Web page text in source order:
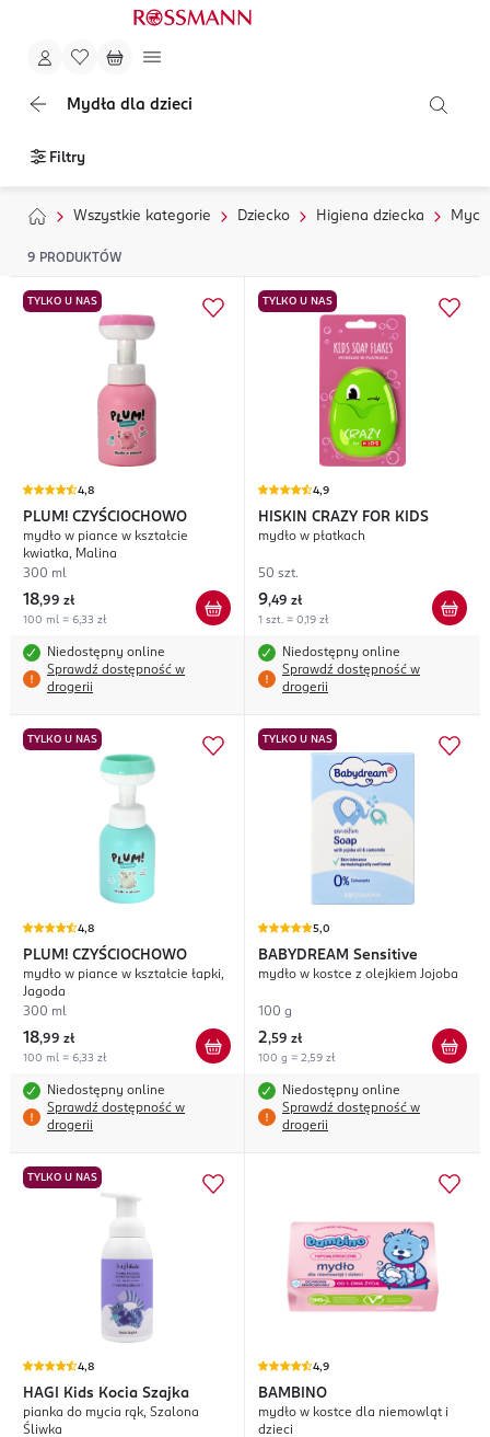
Mydła dla dzieci
Filtry
Wszystkie kategorie Dziecko Higiena dziecka
9 PRODUKTÓW
TYLKO U NAS
4,8
PLUM! CZYŚCIOCHOWO
mydło w piance w kształcie
kwiatka, Malina
300 ml
18,99 zł
100 ml = 6,33 zł
Niedostępny online
Sprawdź dostępność w
drogerii
TYLKO U NAS
4,9
HISKIN CRAZY FOR KIDS
mydło w płatkach
50 szt.
9,49 zł
1 szt. = 0,19 zł
Niedostępny online
Sprawdź dostępność w
drogerii
TYLKO U NAS
4,8
PLUM! CZYŚCIOCHOWO
mydło w piance w kształcie łapki,
Jagoda
300 ml
18,99 zł
100 ml = 6,33 zł
Niedostępny online
Sprawdź dostępność w
drogerii
TYLKO U NAS
5,0
BABYDREAM Sensitive
mydło w kostce z olejkiem Jojoba
100 g
2,59 zł
100 g = 2,59 zł
Niedostępny online
Sprawdź dostępność w
drogerii
TYLKO U NAS
4,8
HAGI Kids Kocia Szajka
pianka do mycia rąk, Szalona
Śliwka
4,9
BAMBINO
mydło w kostce dla niemowląt i
dzieci